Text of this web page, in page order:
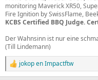
monitoring Maverick XR50,
Fire Ignition by SwissFlame,
KCBS Certified BBQ Judge.
Der Wahnsinn ist nur eine
(Till Lindemann)
W
a
jokopenImpactftw